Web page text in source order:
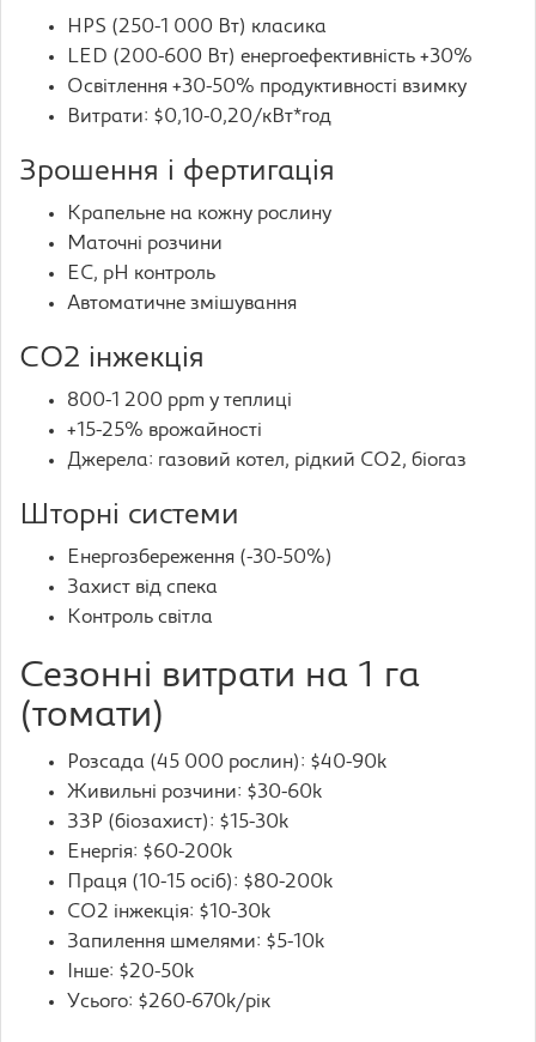
HPS (250-1 000 Вт) класика
LED (200-600 Вт) енергоефективність +30%
Освітлення +30-50% продуктивності взимку
Витрати: $0,10-0,20/кВт*год
Зрошення і фертигація
Крапельне на кожну рослину
Маточні розчини
EC, pH контроль
Автоматичне змішування
CO2 інжекція
800-1 200 ppm у теплиці
+15-25% врожайності
Джерела: газовий котел, рідкий CO2, біогаз
Шторні системи
Енергозбереження (-30-50%)
Захист від спека
Контроль світла
Сезонні витрати на 1 га
(томати)
Розсада (45 000 рослин): $40-90k
Живильні розчини: $30-60k
ЗЗР (біозахист): $15-30k
Енергія: $60-200k
Праця (10-15 осіб): $80-200k
CO2 інжекція: $10-30k
Запилення шмелями: $5-10k
Інше: $20-50k
Усього: $260-670k/рік